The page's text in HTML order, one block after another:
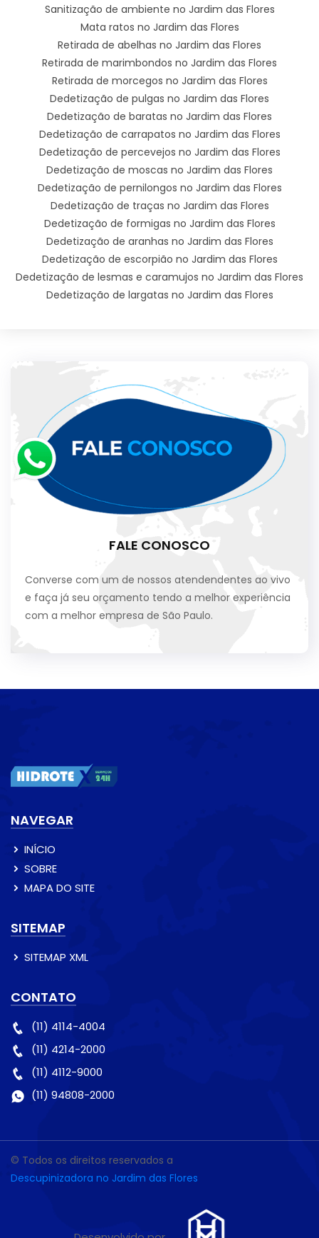
Sanitização de ambiente no Jardim das Flores
Mata ratos no Jardim das Flores
Retirada de abelhas no Jardim das Flores
Retirada de marimbondos no Jardim das Flores
Retirada de morcegos no Jardim das Flores
Dedetização de pulgas no Jardim das Flores
Dedetização de baratas no Jardim das Flores
Dedetização de carrapatos no Jardim das Flores
Dedetização de percevejos no Jardim das Flores
Dedetização de moscas no Jardim das Flores
Dedetização de pernilongos no Jardim das Flores
Dedetização de traças no Jardim das Flores
Dedetização de formigas no Jardim das Flores
Dedetização de aranhas no Jardim das Flores
Dedetização de escorpião no Jardim das Flores
Dedetização de lesmas e caramujos no Jardim das Flores
Dedetização de largatas no Jardim das Flores
FALE CONOSCO
Converse com um de nossos atendendentes ao vivo
e faça já seu orçamento tendo a melhor experiência
com a melhor empresa de São Paulo.
NAVEGAR
INÍCIO
SOBRE
MAPA DO SITE
SITEMAP
SITEMAP XML
CONTATO
(11) 4114-4004
(11) 4214-2000
(11) 4112-9000
(11) 94808-2000
© Todos os direitos reservados a
Descupinizadora no Jardim das Flores